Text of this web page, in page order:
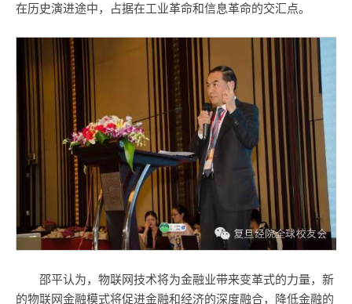
在历史演进途中，占据在工业革命和信息革命的交汇点。
邵平认为，物联网技术将为金融业带来变革式的力量，新
的物联网金融模式将促进金融和经济的深度融合，降低金融的